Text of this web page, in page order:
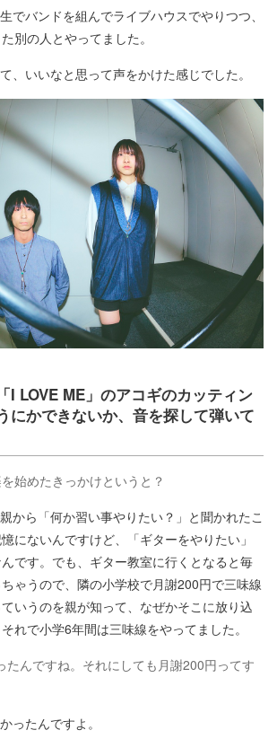
でバンドを組んでライブハウスでやりつつ、
別の人とやってました。
、いいなと思って声をかけた感じでした。
I LOVE ME」のアコギのカッティン
にかできないか、音を探して弾いて
始めたきっかけというと？
から「何か習い事やりたい？」と聞かれたこ
にないんですけど、「ギターをやりたい」
です。でも、ギター教室に行くとなると毎
ゃうので、隣の小学校で月謝200円で三味線
いうのを親が知って、なぜかそこに放り込
れで小学6年間は三味線をやってました。
んですね。それにしても月謝200円ってす
ったんですよ。